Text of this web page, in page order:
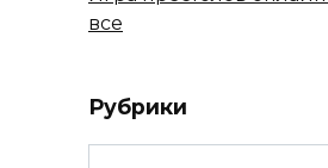
все
Рубрики